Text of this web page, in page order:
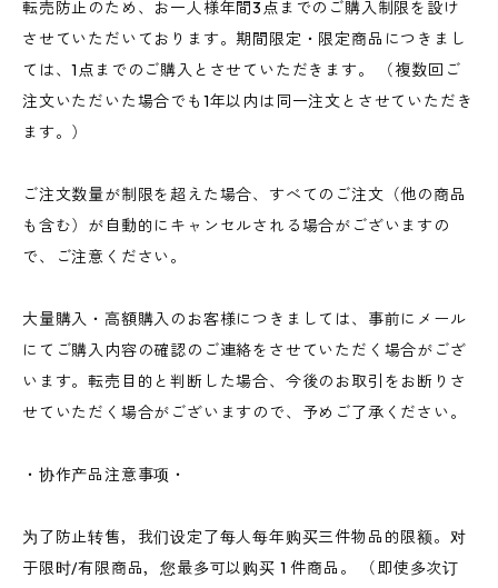
転売防止のため、お一人様年間3点までのご購入制限を設け
させていただいております。期間限定・限定商品につきまし
ては、1点までのご購入とさせていただきます。 （複数回ご
注文いただいた場合でも1年以内は同一注文とさせていただき
ます。）
ご注文数量が制限を超えた場合、すべてのご注文（他の商品
も含む）が自動的にキャンセルされる場合がございますの
で、ご注意ください。
大量購入・高額購入のお客様につきましては、事前にメール
にてご購入内容の確認のご連絡をさせていただく場合がござ
います。転売目的と判断した場合、今後のお取引をお断りさ
せていただく場合がございますので、予めご了承ください。
・协作产品注意事项・
为了防止转售，我们设定了每人每年购买三件物品的限额。对
于限时/有限商品，您最多可以购买 1 件商品。 （即使多次订